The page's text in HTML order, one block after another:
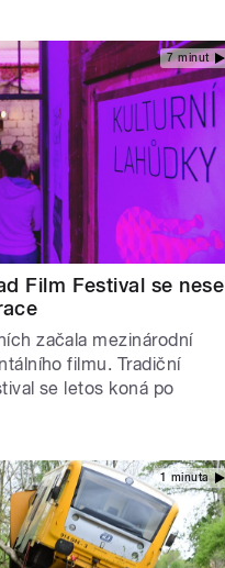
7 minut
Film Festival se nese
začala mezinárodní
filmu. Tradiční
se letos koná po
1 minuta